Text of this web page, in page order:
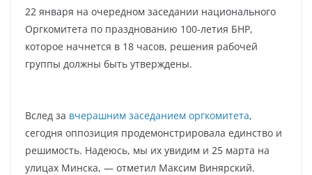
22 января на очередном заседании национального
Оргкомитета по празднованию 100-летия БНР,
которое начнется в 18 часов, решения рабочей
группы должны быть утверждены.
Вслед за вчерашним заседанием оргкомитета,
сегодня оппозиция продемонстрировала единство и
решимость. Надеюсь, мы их увидим и 25 марта на
улицах Минска, — отметил Максим Винярский.